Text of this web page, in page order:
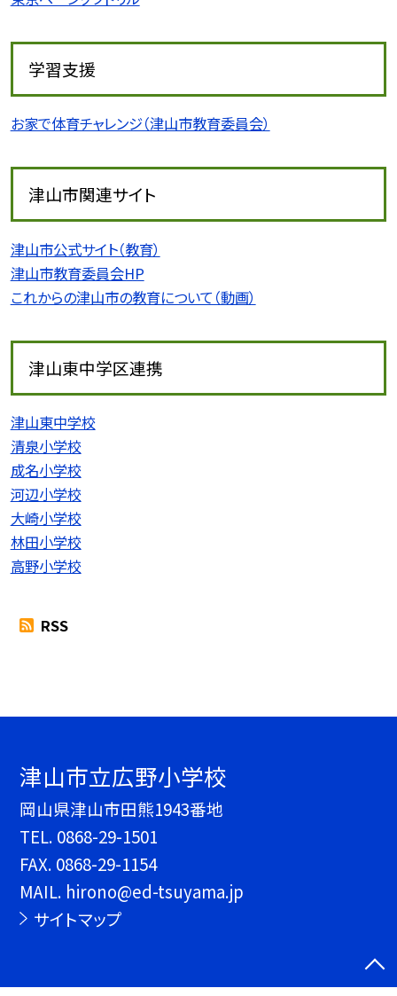
学習支援
お家で体育チャレンジ（津山市教育委員会）
津山市関連サイト
津山市公式サイト（教育）
津山市教育委員会HP
これからの津山市の教育について（動画）
津山東中学区連携
津山東中学校
清泉小学校
成名小学校
河辺小学校
大崎小学校
林田小学校
高野小学校
RSS
津山市立広野小学校
岡山県津山市田熊1943番地
TEL. 0868-29-1501
FAX. 0868-29-1154
MAIL. hirono@ed-tsuyama.jp
サイトマップ